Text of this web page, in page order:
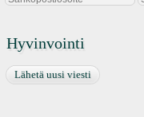
Hyvinvointi
Lähetä uusi viesti